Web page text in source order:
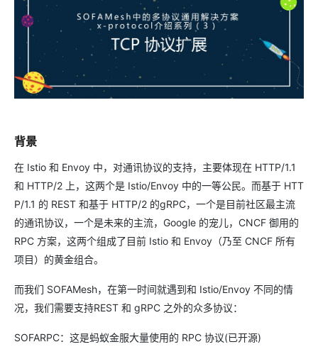
背景
在 Istio 和 Envoy 中，对通讯协议的支持，主要体现在 HTTP/1.1
和 HTTP/2 上，这两个是 Istio/Envoy 中的一等公民。而基于 HTT
P/1.1 的 REST 和基于 HTTP/2 的gRPC，一个是目前社区最主流
的通讯协议，一个是未来的主流，Google 的宠儿，CNCF 御用的
RPC 方案，这两个组成了目前 Istio 和 Envoy（乃至 CNCF 所有
项目）的黄金组合。
而我们 SOFAMesh，在第一时间就遇到和 Istio/Envoy 不同的情
况，我们需要支持REST 和 gRPC 之外的众多协议：
SOFARPC：这是蚂蚁金服大量使用的 RPC 协议(已开源)